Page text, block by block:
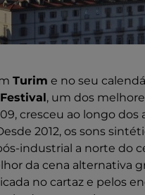
Turim e no seu
, um dos
cresceu ao longo
2012, os sons
industrial a norte do
da cena alternativa
no cartaz e pelos